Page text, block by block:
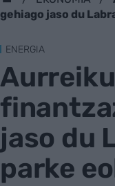
gehiago jaso du
ENERGIA
jaso du
parke